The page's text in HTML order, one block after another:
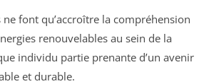
font qu’accroître la compréhension
renouvelables au sein de la
individu partie prenante d’un avenir
et durable.